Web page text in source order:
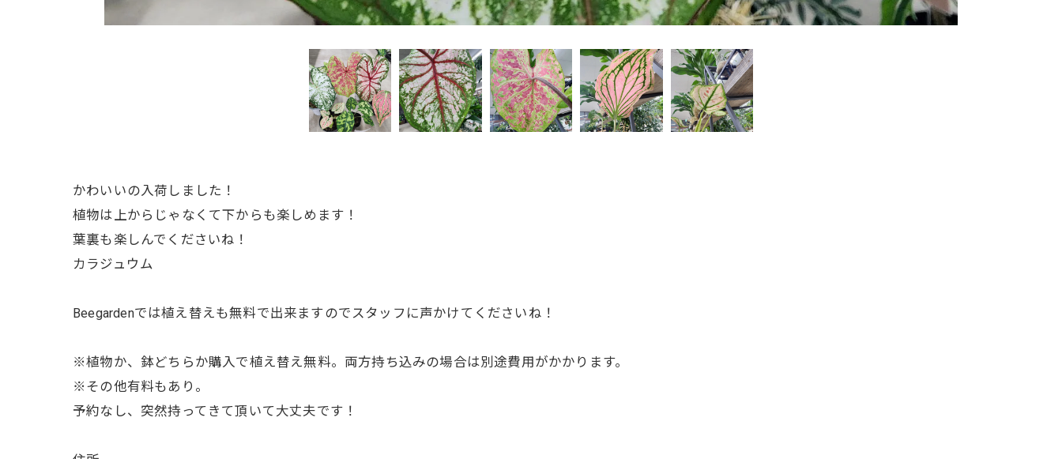
かわいいの入荷しました！
植物は上からじゃなくて下からも楽しめます！
葉裏も楽しんでくださいね！
カラジュウム
Beegardenでは植え替えも無料で出来ますのでスタッフに声かけてくださいね！
※植物か、鉢どちらか購入で植え替え無料。両方持ち込みの場合は別途費用がかかります。
※その他有料もあり。
予約なし、突然持ってきて頂いて大丈夫です！